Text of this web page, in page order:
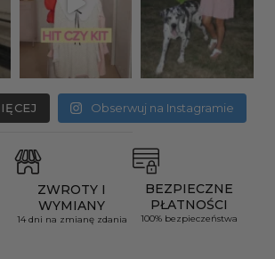
Obserwuj na Instagramie
ZWROTY I
WYMIANY
14 dni na zmianę zdania
BEZPIECZNE
PŁATNOŚCI
100% bezpieczeństwa